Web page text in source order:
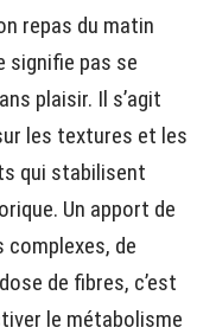
repas du matin
signifie pas se
plaisir. Il s’agit
les textures et les
qui stabilisent
Un apport de
complexes, de
de fibres, c’est
le métabolisme